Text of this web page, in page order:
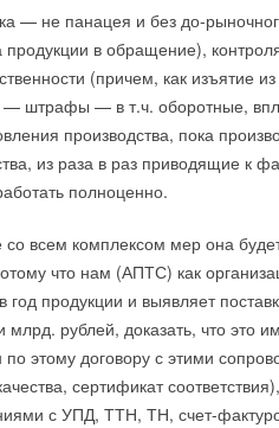
— не панацея и без до-
в обращение),
(причем, как изъятие
— штрафы — в т.ч. оборотные,
производства, пока
из раза в раз приводящие к
полноценно.
всем комплексом мер она
что нам (АПТС) как
год продукции и выявляет
млрд. рублей, доказать, что это
по этому договору с этими
сертификат
с УПД, ТТН, ТН, счет-
программы «Аполлон»
научной фантастикой. Хотя
казалась непрактичной и
огромных конструкций на
Однако, по словам экспертов,
благодаря последним
декарбонизации
и, самое главное,
могут сделать
году спутник, построенный
института в рамках
солнечную энергию из